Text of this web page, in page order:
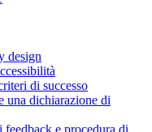
design
di successo
una dichiarazione di
e procedura di